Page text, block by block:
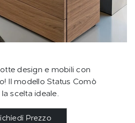
design e mobili con
Il modello Status Comò
scelta ideale.
Prezzo